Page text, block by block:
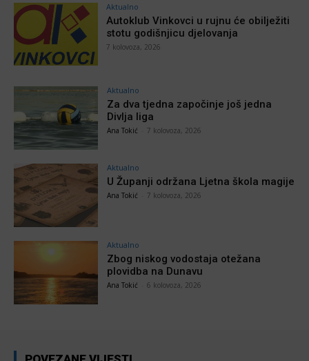
Aktualno
Autoklub Vinkovci u rujnu će obilježiti
stotu godišnjicu djelovanja
7 kolovoza, 2026
Aktualno
Za dva tjedna započinje još jedna
Divlja liga
Ana Tokić 7 kolovoza, 2026
Aktualno
U Županji održana Ljetna škola magije
Ana Tokić 7 kolovoza, 2026
Aktualno
Zbog niskog vodostaja otežana
plovidba na Dunavu
Ana Tokić 6 kolovoza, 2026